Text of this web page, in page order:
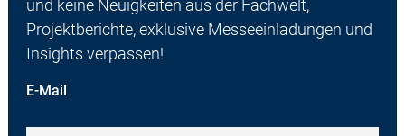
und keine Neuigkeiten aus der Fachwelt,
Projektberichte, exklusive Messeeinladungen und
Insights verpassen!
E-Mail